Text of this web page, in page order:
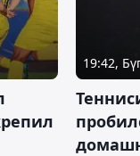
19:42,